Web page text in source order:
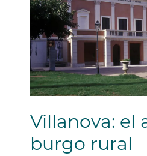
Villanova: el
burgo rural